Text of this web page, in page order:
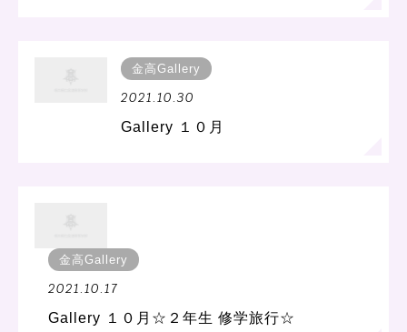
金高Gallery
2021.10.30
Gallery １０月
金高Gallery
2021.10.17
Gallery １０月☆２年生 修学旅行☆